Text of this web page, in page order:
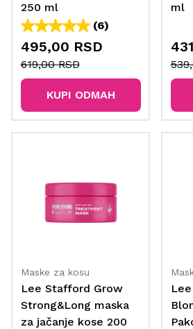
250 ml
(6)
495,00 RSD
619,00 RSD
KUPI ODMAH
ml
Maske za kosu
Lee Stafford Grow
Strong&Long maska
za jačanje kose 200